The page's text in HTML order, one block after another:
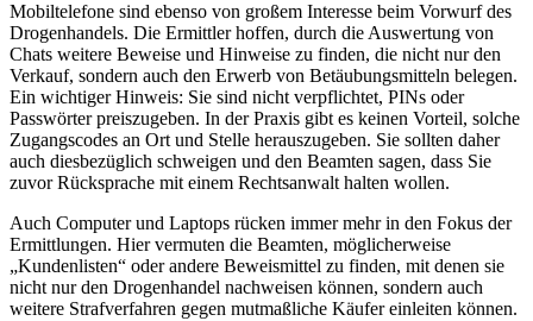
Mobiltelefone sind ebenso von großem Interesse beim Vorwurf des
Drogenhandels. Die Ermittler hoffen, durch die Auswertung von
Chats weitere Beweise und Hinweise zu finden, die nicht nur den
Verkauf, sondern auch den Erwerb von Betäubungsmitteln belegen.
Ein wichtiger Hinweis: Sie sind nicht verpflichtet, PINs oder
Passwörter preiszugeben. In der Praxis gibt es keinen Vorteil, solche
Zugangscodes an Ort und Stelle herauszugeben. Sie sollten daher
auch diesbezüglich schweigen und den Beamten sagen, dass Sie
zuvor Rücksprache mit einem Rechtsanwalt halten wollen.
Auch Computer und Laptops rücken immer mehr in den Fokus der
Ermittlungen. Hier vermuten die Beamten, möglicherweise
„Kundenlisten“ oder andere Beweismittel zu finden, mit denen sie
nicht nur den Drogenhandel nachweisen können, sondern auch
weitere Strafverfahren gegen mutmaßliche Käufer einleiten können.